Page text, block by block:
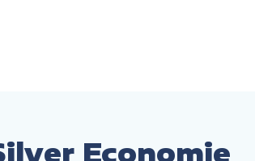
Economie